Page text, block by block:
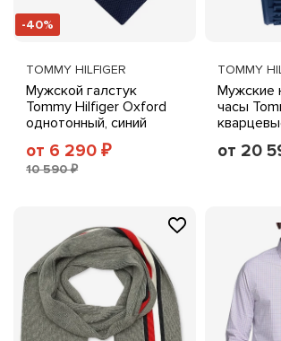
-40%
TOMMY HILFIGER
Мужской галстук
Tommy Hilfiger Oxford
однотонный, синий
от 6 290 ₽
10 590 ₽
TOMMY
Мужские
часы
синий
от 20